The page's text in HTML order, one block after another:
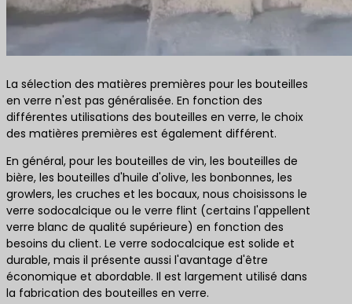
La sélection des matières premières pour les bouteilles
en verre n'est pas généralisée. En fonction des
différentes utilisations des bouteilles en verre, le choix
des matières premières est également différent.
En général, pour les bouteilles de vin, les bouteilles de
bière, les bouteilles d'huile d'olive, les bonbonnes, les
growlers, les cruches et les bocaux, nous choisissons le
verre sodocalcique ou le verre flint (certains l'appellent
verre blanc de qualité supérieure) en fonction des
besoins du client. Le verre sodocalcique est solide et
durable, mais il présente aussi l'avantage d'être
économique et abordable. Il est largement utilisé dans
la fabrication des bouteilles en verre.